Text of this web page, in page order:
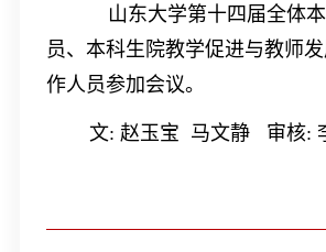
山东大学第十四届全体
员、本科生院教学促进与教师
作人员参加会议。
文: 赵玉宝 马文静 审核: